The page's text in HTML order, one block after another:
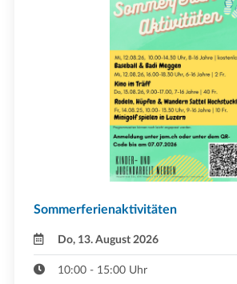
Sommerferienaktivitäten
Do, 13. August 2026
10:00 - 15:00 Uhr